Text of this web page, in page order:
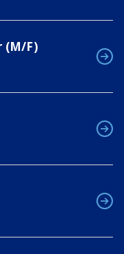
(M/F)